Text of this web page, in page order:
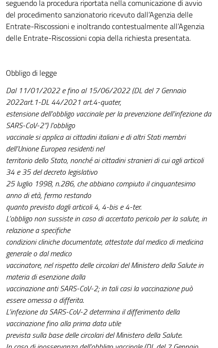
seguendo la procedura riportata nella comunicazione di avvio
del procedimento sanzionatorio ricevuto dall’Agenzia delle
Entrate-Riscossioni e inoltrando contestualmente all’Agenzia
delle Entrate-Riscossioni copia della richiesta presentata.
Obbligo di legge
Dal 11/01/2022 e fino al 15/06/2022 (DL del 7 Gennaio
2022art.1-DL 44/2021 art.4-quater,
estensione dell’obbligo vaccinale per la prevenzione dell’infezione da
SARS-CoV-2”) l’obbligo
vaccinale si applica ai cittadini italiani e di altri Stati membri
dell’Unione Europea residenti nel
territorio dello Stato, nonché ai cittadini stranieri di cui agli articoli
34 e 35 del decreto legislativo
25 luglio 1998, n.286, che abbiano compiuto il cinquantesimo
anno di età, fermo restando
quanto previsto dagli articoli 4, 4-bis e 4-ter.
L’obbligo non sussiste in caso di accertato pericolo per la salute, in
relazione a specifiche
condizioni cliniche documentate, attestate dal medico di medicina
generale o dal medico
vaccinatore, nel rispetto delle circolari del Ministero della Salute in
materia di esenzione dalla
vaccinazione anti SARS-CoV-2; in tali casi la vaccinazione può
essere omessa o differita.
L’infezione da SARS-CoV-2 determina il differimento della
vaccinazione fino alla prima data utile
prevista sulla base delle circolari del Ministero della Salute.